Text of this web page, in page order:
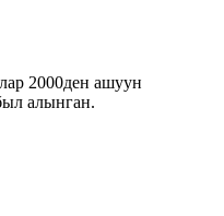
2000ден ашуун
алынган.